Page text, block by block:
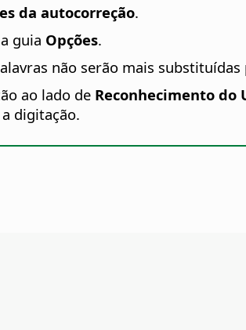
da autocorreção.
guia Opções.
não serão mais
ao lado de Reconhecimento do
digitação.